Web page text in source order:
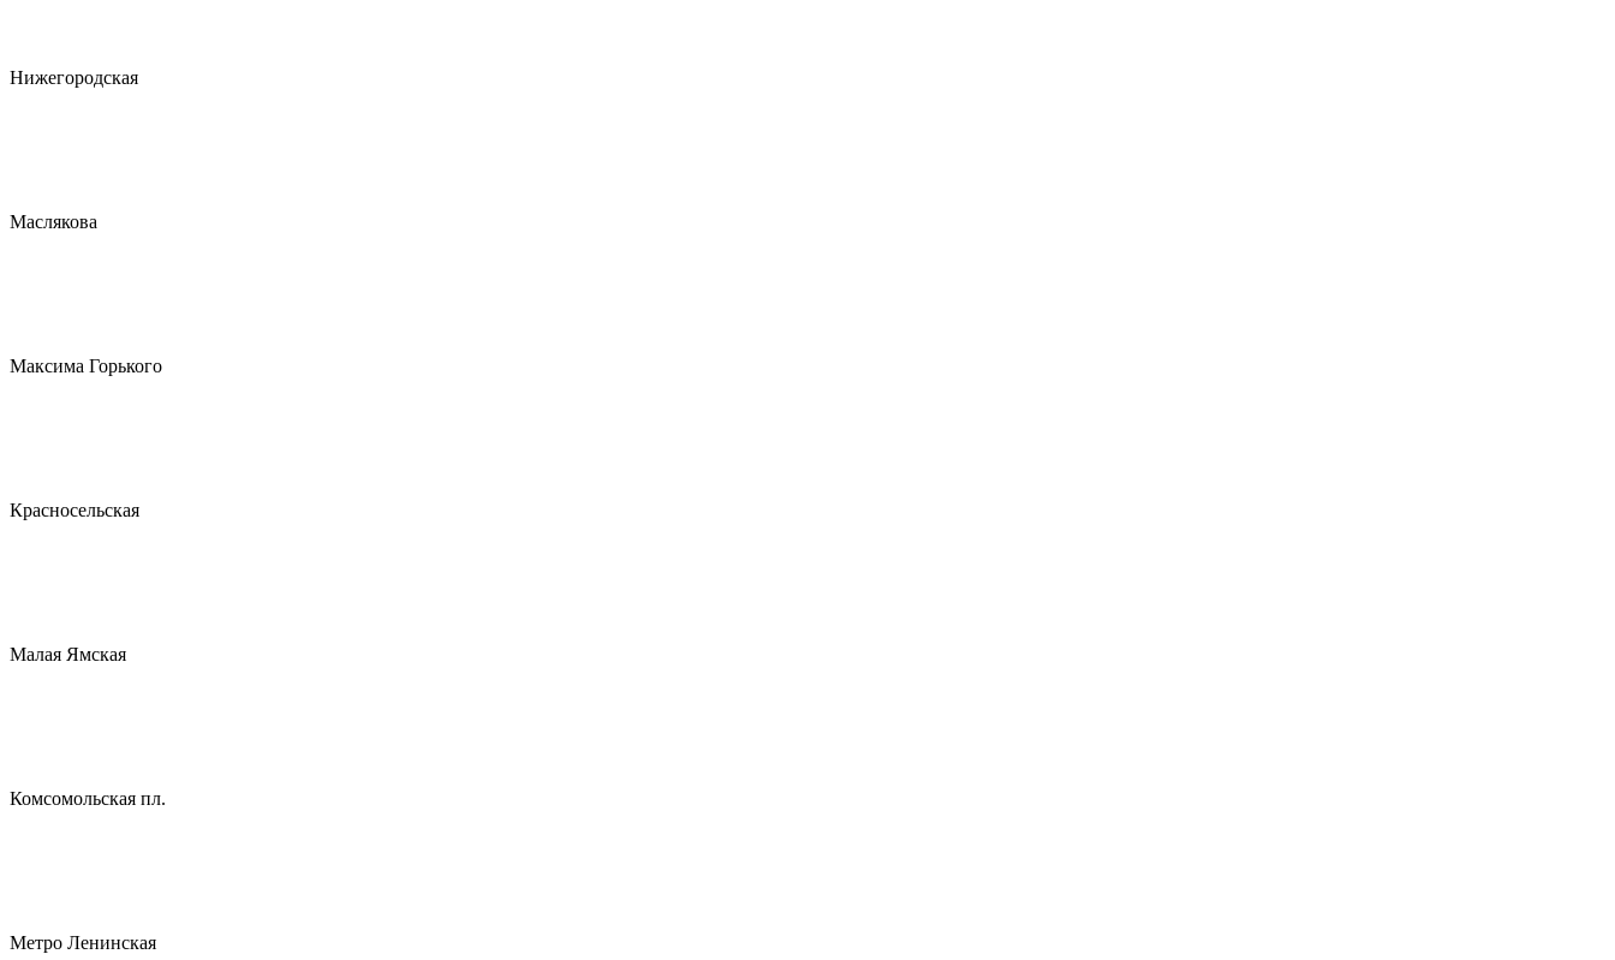
Нижегородская
Маслякова
Максима Горького
Красносельская
Малая Ямская
Комсомольская пл.
Метро Ленинская